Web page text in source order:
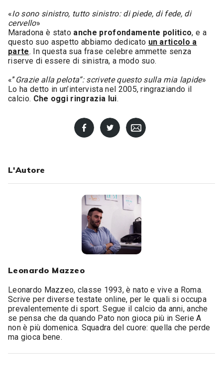
«Io sono sinistro, tutto sinistro: di piede, di fede, di
cervello»
Maradona è stato anche profondamente politico, e a
questo suo aspetto abbiamo dedicato un articolo a
parte. In questa sua frase celebre ammette senza
riserve di essere di sinistra, a modo suo.
«”Grazie alla pelota”: scrivete questo sulla mia lapide»
Lo ha detto in un’intervista nel 2005, ringraziando il
calcio. Che oggi ringrazia lui.
L'Autore
Leonardo Mazzeo
Leonardo Mazzeo, classe 1993, è nato e vive a Roma.
Scrive per diverse testate online, per le quali si occupa
prevalentemente di sport. Segue il calcio da anni, anche
se pensa che da quando Pato non gioca più in Serie A
non è più domenica. Squadra del cuore: quella che perde
ma gioca bene.